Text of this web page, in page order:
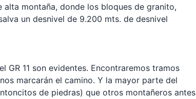
montaña, donde los bloques de granito,
un desnivel de 9.200 mts. de desnivel
GR 11 son evidentes. Encontraremos tramos
marcarán el camino. Y la mayor parte del
de piedras) que otros montañeros antes